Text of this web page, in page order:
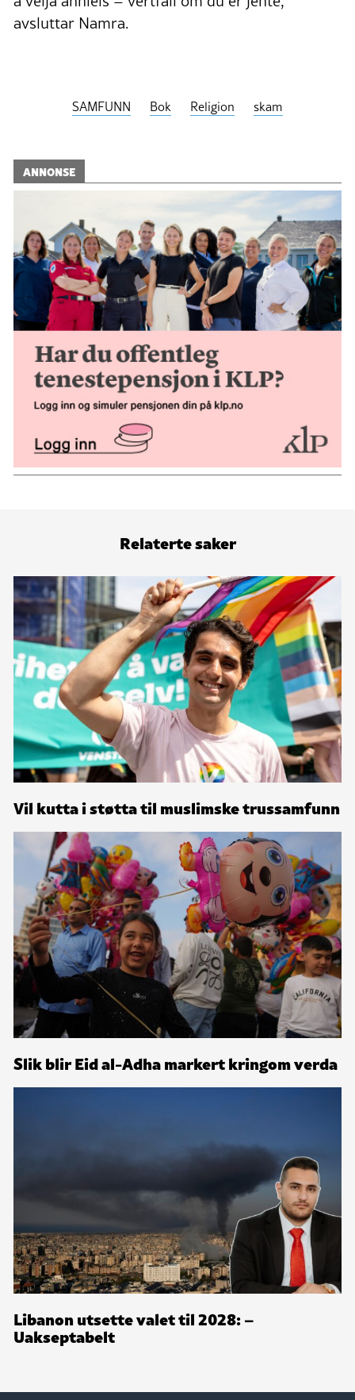
avsluttar Namra.
SAMFUNN Bok Religion skam
ANNONSE
Relaterte saker
Vil kutta i støtta til muslimske trussamfunn
Slik blir Eid al-Adha markert kringom verda
Libanon utsette valet til 2028: –
Uakseptabelt